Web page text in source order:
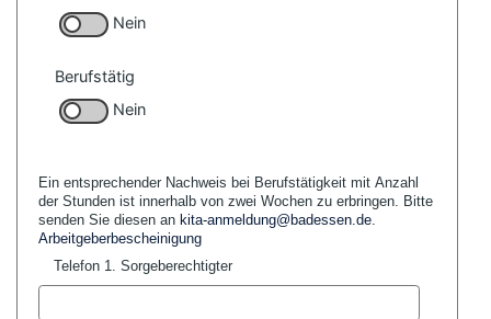
Nein
Berufstätig
Nein
Ein entsprechender Nachweis bei Berufstätigkeit mit Anzahl
der Stunden ist innerhalb von zweiWochen zu erbringen. Bitte
senden Sie diesen an kita-anmeldung@badessen.de.
Arbeitgeberbescheinigung
Telefon 1. Sorgeberechtigter